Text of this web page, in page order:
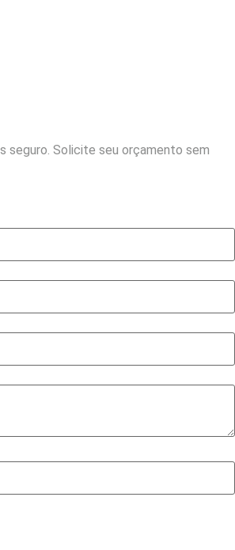
seguro. Solicite seu orçamento sem